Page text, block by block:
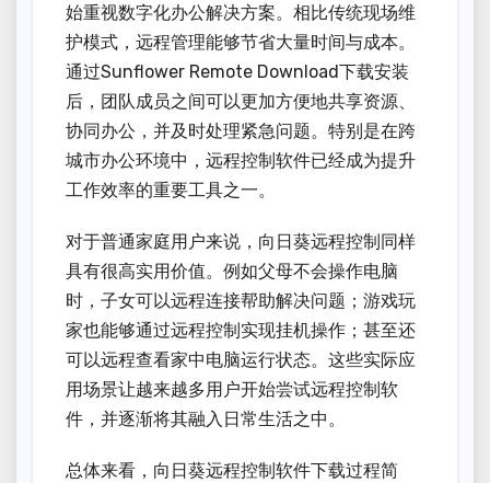
始重视数字化办公解决方案。相比传统现场维
护模式，远程管理能够节省大量时间与成本。
通过Sunflower Remote Download下载安装
后，团队成员之间可以更加方便地共享资源、
协同办公，并及时处理紧急问题。特别是在跨
城市办公环境中，远程控制软件已经成为提升
工作效率的重要工具之一。
对于普通家庭用户来说，向日葵远程控制同样
具有很高实用价值。例如父母不会操作电脑
时，子女可以远程连接帮助解决问题；游戏玩
家也能够通过远程控制实现挂机操作；甚至还
可以远程查看家中电脑运行状态。这些实际应
用场景让越来越多用户开始尝试远程控制软
件，并逐渐将其融入日常生活之中。
总体来看，向日葵远程控制软件下载过程简